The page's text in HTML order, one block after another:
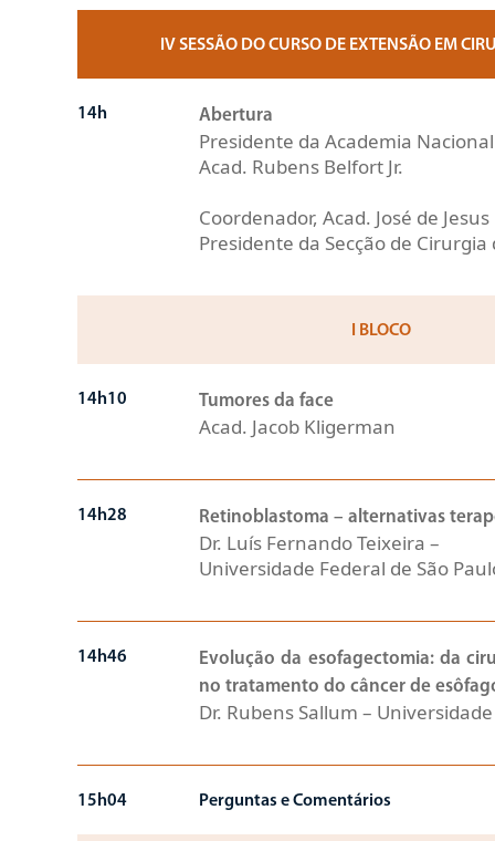
IV SESSÃO DO CURSO DE EXTENSÃO EM
14h Abertura
Presidente da Academia
Acad. Rubens Belfort Jr.
Coordenador, Acad. José de
Presidente da Secção de Cirurgia
I BLOCO
14h10 Tumores da face
Acad. Jacob Kligerman
14h28 Retinoblastoma – alternativas
Dr. Luís Fernando Teixeira –
Universidade Federal de São
14h46
Evolução da esofagectomia: da
no tratamento do câncer de
Dr. Rubens Sallum – Universidade
15h04 Perguntas e Comentários